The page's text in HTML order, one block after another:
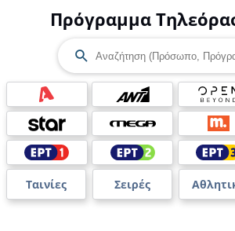
Πρόγραμμα
Ταινίες Σειρές